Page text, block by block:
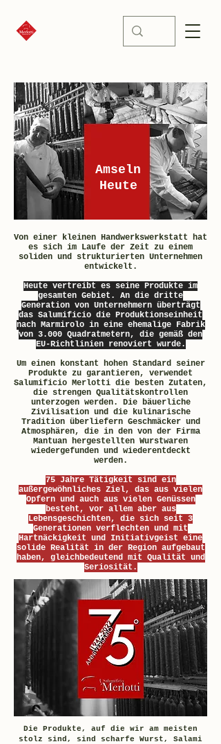
Amseln
Heute
Von einer kleinen Handwerkswerkstatt hat
es sich im Laufe der Zeit zu einem
soliden und strukturierten Unternehmen
entwickelt.
Heute vertreibt es seine Produkte im
gesamten Gebiet. An die dritte
Generation von Unternehmern überträgt
das Salumificio die Produktionseinheit
nach Marmirolo in eine ehemalige Fabrik
von 3.000 Quadratmetern, die gemäß den
EU-Richtlinien renoviert wurde.
Um einen konstant hohen Standard seiner
Produkte zu garantieren, verwendet
Salumificio Merlotti die besten Zutaten,
die strengen Qualitätskontrollen
unterzogen werden. Die bäuerliche
Zivilisation und die kulinarische
Tradition überliefern Geschmäcker und
Atmosphären, die in den von der Firma
Mantuan hergestellten Wurstwaren
wiedergefunden und wiederentdeckt
werden.
75 Jahre Tätigkeit sind ein
außergewöhnliches Ziel, das aus vielen
Opfern und auch aus vielen Genüssen
besteht, vor allem aber aus
Lebensgeschichten, die sich seit 3
Generationen verflechten und mit
Hartnäckigkeit und Initiativgeist eine
solide Realität in der Region aufgebaut
haben, gleichbedeutend mit Qualität und
Seriosität.
Die Produkte, auf die wir am meisten
stolz sind, sind scharfe Wurst, Salami